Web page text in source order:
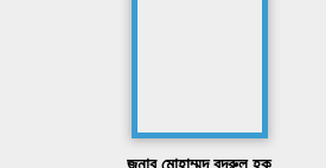
জনাব মোহাম্মদ বদরুল হক